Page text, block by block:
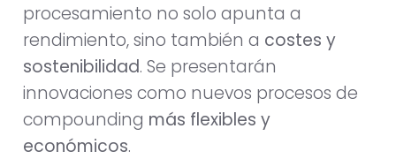
procesamiento no solo apunta a
rendimiento, sino también a costes y
sostenibilidad. Se presentarán
innovaciones como nuevos procesos de
compounding más flexibles y
económicos.